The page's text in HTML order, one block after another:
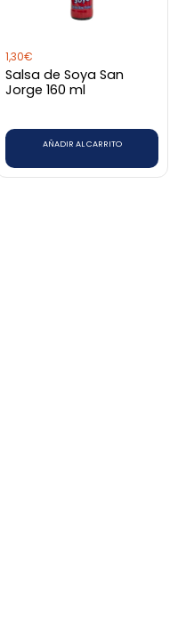
1,30€
Salsa de Soya San
Jorge 160 ml
AÑADIR AL CARRITO